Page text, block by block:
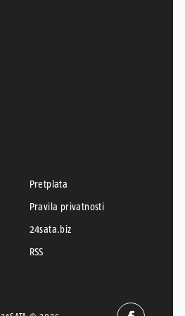
Pretplata
Pravila privatnosti
24sata.biz
RSS